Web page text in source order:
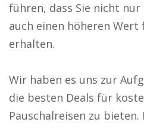
führen, dass Sie nicht
auch einen höheren Wert
erhalten.
Wir haben es uns zur
die besten Deals für
Pauschalreisen zu